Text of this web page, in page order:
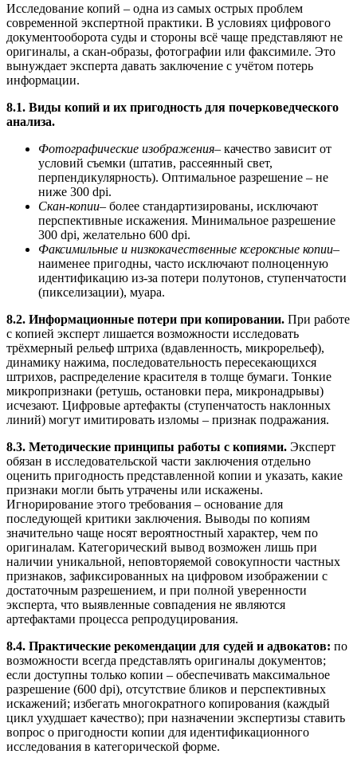
Исследование копий – одна из самых острых проблем
современной экспертной практики. В условиях цифрового
документооборота суды и стороны всё чаще представляют не
оригиналы, а скан-образы, фотографии или факсимиле. Это
вынуждает эксперта давать заключение с учётом потерь
информации.
8.1. Виды копий и их пригодность для почерковедческого
анализа.
Фотографические изображения– качество зависит от
условий съемки (штатив, рассеянный свет,
перпендикулярность). Оптимальное разрешение – не
ниже 300 dpi.
Скан-копии– более стандартизированы, исключают
перспективные искажения. Минимальное разрешение
300 dpi, желательно 600 dpi.
Факсимильные и низкокачественные ксероксные копии–
наименее пригодны, часто исключают полноценную
идентификацию из-за потери полутонов, ступенчатости
(пикселизации), муара.
8.2. Информационные потери при копировании. При работе
с копией эксперт лишается возможности исследовать
трёхмерный рельеф штриха (вдавленность, микрорельеф),
динамику нажима, последовательность пересекающихся
штрихов, распределение красителя в толще бумаги. Тонкие
микропризнаки (ретушь, остановки пера, микронадрывы)
исчезают. Цифровые артефакты (ступенчатость наклонных
линий) могут имитировать изломы – признак подражания.
8.3. Методические принципы работы с копиями. Эксперт
обязан в исследовательской части заключения отдельно
оценить пригодность представленной копии и указать, какие
признаки могли быть утрачены или искажены.
Игнорирование этого требования – основание для
последующей критики заключения. Выводы по копиям
значительно чаще носят вероятностный характер, чем по
оригиналам. Категорический вывод возможен лишь при
наличии уникальной, неповторяемой совокупности частных
признаков, зафиксированных на цифровом изображении с
достаточным разрешением, и при полной уверенности
эксперта, что выявленные совпадения не являются
артефактами процесса репродуцирования.
8.4. Практические рекомендации для судей и адвокатов: по
возможности всегда представлять оригиналы документов;
если доступны только копии – обеспечивать максимальное
разрешение (600 dpi), отсутствие бликов и перспективных
искажений; избегать многократного копирования (каждый
цикл ухудшает качество); при назначении экспертизы ставить
вопрос о пригодности копии для идентификационного
исследования в категорической форме.